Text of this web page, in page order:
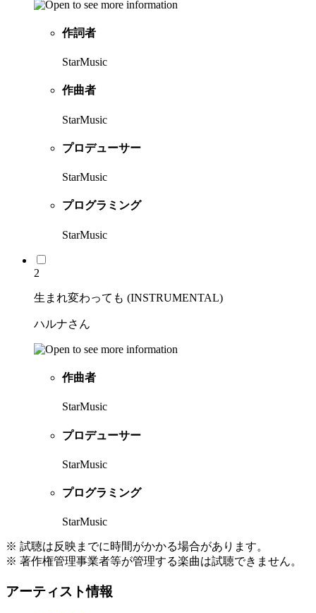
作詞者
StarMusic
作曲者
StarMusic
プロデューサー
StarMusic
プログラミング
StarMusic
2
生まれ変わっても (INSTRUMENTAL)
ハルナさん
作曲者
StarMusic
プロデューサー
StarMusic
プログラミング
StarMusic
※ 試聴は反映までに時間がかかる場合があります。
※ 著作権管理事業者等が管理する楽曲は試聴できません。
アーティスト情報